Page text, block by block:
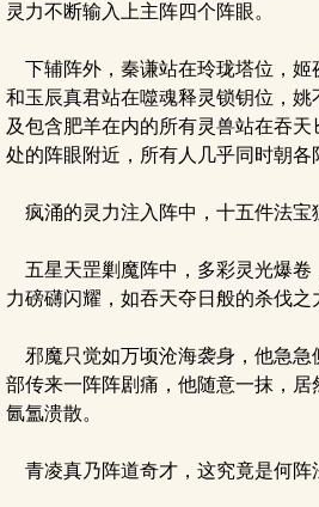
灵力不断输入上主阵四个阵眼。
下辅阵外，秦谦站在玲珑塔位，姬
和玉辰真君站在噬魂释灵锁钥位，
及包含肥羊在内的所有灵兽站在吞
处的阵眼附近，所有人几乎同时朝各
疯涌的灵力注入阵中，十五件法宝
五星天罡剿魔阵中，多彩灵光爆卷
力磅礴闪耀，如吞天夺日般的杀伐之
邪魔只觉如万顷沧海袭身，他急急
部传来一阵阵剧痛，他随意一抹，
氤氲溃散。
青凌真乃阵道奇才，这究竟是何阵